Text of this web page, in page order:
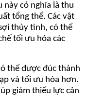
này có nghĩa là thu
tổng thể. Các vật
thủy tinh, có thể
tối ưu hóa các
thể được đúc thành
và tối ưu hóa hơn.
giảm thiểu lực cản